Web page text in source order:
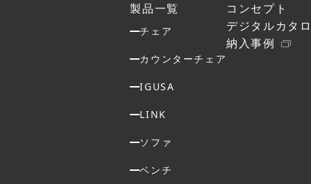
製品一覧
チェア
カウンターチェア
IGUSA
LINK
ソファ
ベンチ
コンセプト
デジタルカタ
納入事例